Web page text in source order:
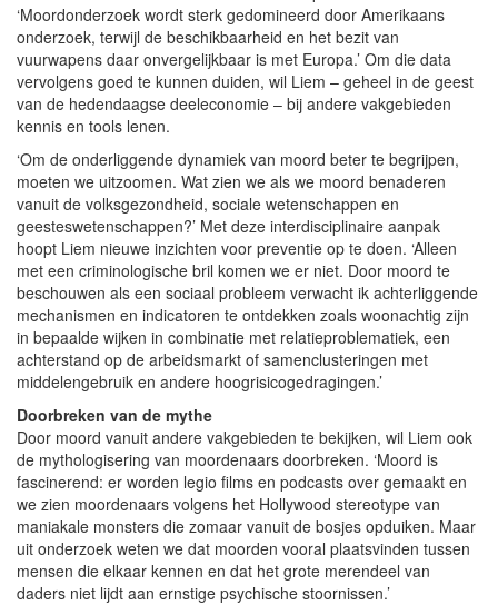
‘Moordonderzoek wordt sterk gedomineerd door Amerikaans
onderzoek, terwijl de beschikbaarheid en het bezit van
vuurwapens daar onvergelijkbaar is met Europa.’ Om die data
vervolgens goed te kunnen duiden, wil Liem – geheel in de geest
van de hedendaagse deeleconomie – bij andere vakgebieden
kennis en tools lenen.
‘Om de onderliggende dynamiek van moord beter te begrijpen,
moeten we uitzoomen. Wat zien we als we moord benaderen
vanuit de volksgezondheid, sociale wetenschappen en
geesteswetenschappen?’ Met deze interdisciplinaire aanpak
hoopt Liem nieuwe inzichten voor preventie op te doen. ‘Alleen
met een criminologische bril komen we er niet. Door moord te
beschouwen als een sociaal probleem verwacht ik achterliggende
mechanismen en indicatoren te ontdekken zoals woonachtig zijn
in bepaalde wijken in combinatie met relatieproblematiek, een
achterstand op de arbeidsmarkt of samenclusteringen met
middelengebruik en andere hoogrisicogedragingen.’
Doorbreken van de mythe
Door moord vanuit andere vakgebieden te bekijken, wil Liem ook
de mythologisering van moordenaars doorbreken. ‘Moord is
fascinerend: er worden legio films en podcasts over gemaakt en
we zien moordenaars volgens het Hollywood stereotype van
maniakale monsters die zomaar vanuit de bosjes opduiken. Maar
uit onderzoek weten we dat moorden vooral plaatsvinden tussen
mensen die elkaar kennen en dat het grote merendeel van
daders niet lijdt aan ernstige psychische stoornissen.’